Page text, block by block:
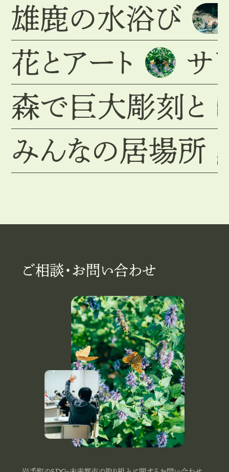
雄鹿の水浴び
花とアート
サ
森で巨大彫刻と
みんなの居場所
ご相談・お問い合わせ